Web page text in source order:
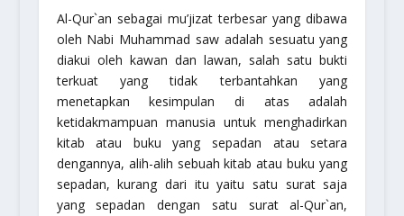
Al-Qur`an sebagai mu’jizat terbesar yang dibawa
oleh Nabi Muhammad saw adalah sesuatu yang
diakui oleh kawan dan lawan, salah satu bukti
terkuat yang tidak terbantahkan yang
menetapkan kesimpulan di atas adalah
ketidakmampuan manusia untuk menghadirkan
kitab atau buku yang sepadan atau setara
dengannya, alih-alih sebuah kitab atau buku yang
sepadan, kurang dari itu yaitu satu surat saja
yang sepadan dengan satu surat al-Qur`an,